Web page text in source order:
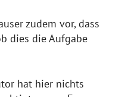
zudem vor, dass
dies die Aufgabe
hat hier nichts